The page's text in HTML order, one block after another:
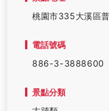
桃園市335大溪區
電話號碼
886-3-3888600
景點分類